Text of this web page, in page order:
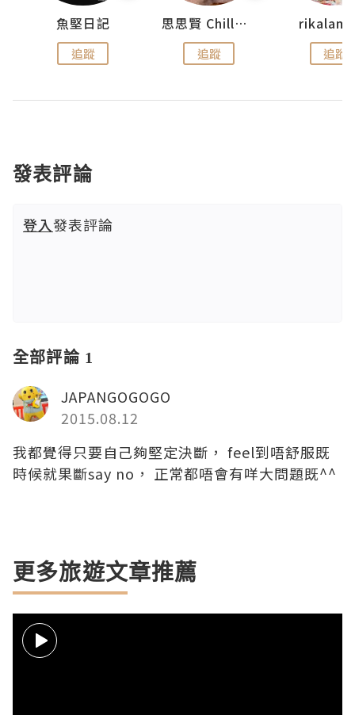
魚堅日記
追蹤
思思賢 ChillMyBabe
追蹤 追蹤
發表評論
登入發表評論
全部評論 1
JAPANGOGOGO
2015.08.12
我都覺得只要自己夠堅定決斷， feel到唔舒服既
時候就果斷say no， 正常都唔會有咩大問題既^^
更多旅遊文章推薦